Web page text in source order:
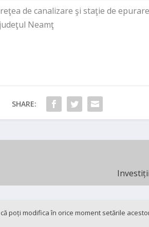
de canalizare şi staţie de
Neamţ
SHARE:
poți modifica în orice moment setările